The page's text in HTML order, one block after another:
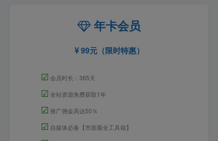
年卡会员
99元（限时特惠）
☑ 会员时长：365天
☑ 全站资源免费获取1年
☑ 推广佣金高达50％
☑ 自媒体必备【市面最全工具箱】